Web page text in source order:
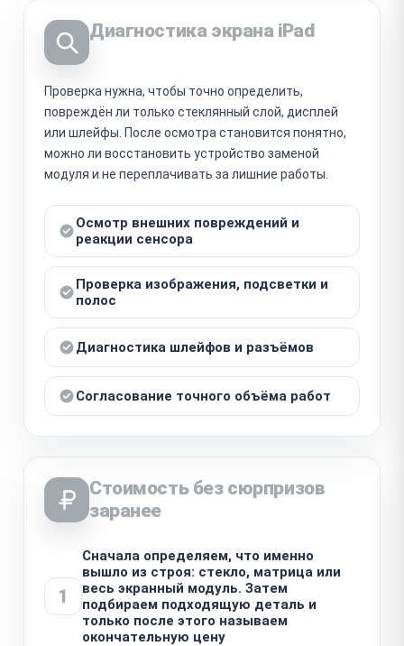
Диагностика экрана iPad
Проверка нужна, чтобы точно определить,
повреждён ли только стеклянный слой, дисплей
или шлейфы. После осмотра становится понятно,
можно ли восстановить устройство заменой
модуля и не переплачивать за лишние работы.
Осмотр внешних повреждений и
реакции сенсора
Проверка изображения, подсветки и
полос
Диагностика шлейфов и разъёмов
Согласование точного объёма работ
Стоимость без сюрпризов
заранее
1
Сначала определяем, что именно
вышло из строя: стекло, матрица или
весь экранный модуль. Затем
подбираем подходящую деталь и
только после этого называем
окончательную цену